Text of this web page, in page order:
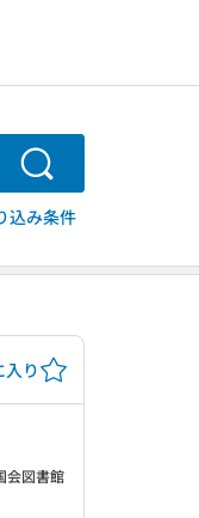
検索
込み条件
り
会図書館